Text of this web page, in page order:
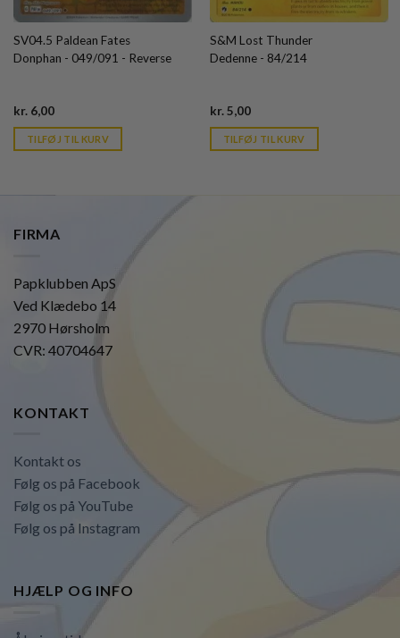
SV04.5 Paldean Fates
Donphan - 049/091 - Reverse
kr. 6,00Current
is:
kr. 39,95.
TILFØJ TIL KURV
S&M Lost Thunder
Dedenne - 84/214
kr.5,00Current
is:
kr. 39,95.
TILFØJ TIL KURV
FIRMA
Papklubben ApS
Ved Klædebo 14
2970 Hørsholm
CVR: 40704647
KONTAKT
Kontakt os
Følg os på Facebook
Følg os på YouTube
Følg os på Instagram
HJÆLP OG INFO